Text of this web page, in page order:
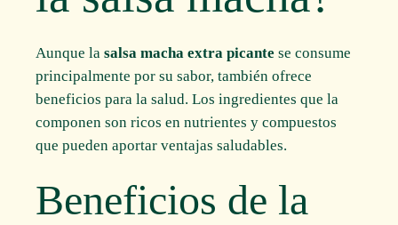
Aunque lasalsa macha extra picante se consume
principalmente por su sabor, también ofrece
beneficios para la salud. Los ingredientes que la
componen son ricos en nutrientes y compuestos
que pueden aportar ventajas saludables.
Beneficios de la